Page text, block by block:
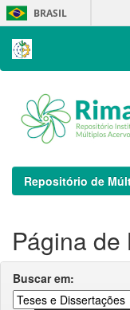
Skip
navigation
BRASIL
Repositório de
Página de
Buscar em: